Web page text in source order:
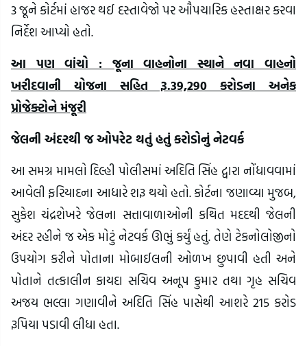
3 જૂને કોર્ટમાં હાજર થઈ દસ્તાવેજો પર ઔપચારિક હસ્તાક્ષર કરવા
નિર્દેશ આપ્યો હતો.
આ પણ વાંચો : જૂના વાહનોના સ્થાને નવા વાહનો
ખરીદવાની યોજના સહિત રૂ.39,290 કરોડના અનેક
પ્રોજેક્ટોને મંજૂરી
જેલની અંદરથી જ ઓપરેટ થતું હતું કરોડોનું નેટવર્ક
આ સમગ્ર મામલો દિલ્હી પોલીસમાં અદિતિ સિંહ દ્વારા નોંધાવવામાં
આવેલી ફરિયાદના આધારે શરૂ થયો હતો. કોર્ટના જણાવ્યા મુજબ,
સુકેશ ચંદ્રશેખરે જેલના સત્તાવાળાઓની કથિત મદદથી જેલની
અંદર રહીને જ એક મોટું નેટવર્ક ઊભું કર્યું હતું. તેણે ટેકનોલોજીનો
ઉપયોગ કરીને પોતાના મોબાઈલની ઓળખ છુપાવી હતી અને
પોતાને તત્કાલીન કાયદા સચિવ અનૂપ કુમાર તથા ગૃહ સચિવ
અજય ભલ્લા ગણાવીને અદિતિ સિંહ પાસેથી આશરે 215 કરોડ
રૂપિયા પડાવી લીધા હતા.